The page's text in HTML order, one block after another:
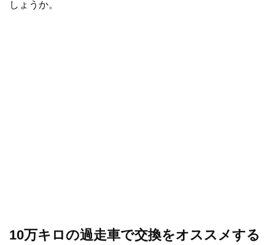
しょうか。
10万キロの過走車で交換をオススメする